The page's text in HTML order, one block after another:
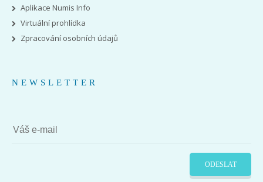
Aplikace Numis Info
Virtuální prohlídka
Zpracování osobních údajů
NEWSLETTER
ODESLAT